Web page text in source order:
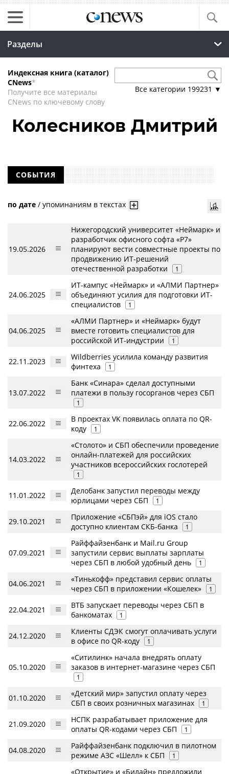
Разделы
Индексная книга (каталог)
CNews*
Получите все материалы
CNews по ключевому слову
Все категории 199231 ▼
Колесников Дмитрий
СОБЫТИЯ
по дате / упоминаниям в текстах
19.05.2026
Нижегородский университет «Неймарк» и
разработчик офисного софта «Р7»
планируют вести совместные проекты по
продвижению ИТ‑решений
отечественной разработки
1
24.06.2025
ИТ-кампус «Неймарк» и «АЛМИ Партнер»
объединяют усилия для подготовки ИТ-
специалистов
1
04.06.2025
«АЛМИ Партнер» и «Неймарк» будут
вместе готовить специалистов для
российской ИТ-индустрии
1
22.11.2023
Wildberries усилила команду развития
финтеха
1
13.07.2022
Банк «Синара» сделал доступными
платежи в пользу госорганов через СБП
1
22.06.2022
В проектах VK появилась оплата по QR-
коду
1
14.03.2022
«Столото» и СБП обеспечили проведение
онлайн-платежей для российских
участников всероссийских гослотерей
1
11.01.2022
Делобанк запустил переводы между
юрлицами через СБП
1
29.10.2021
Приложение «СБПэй» для iOS стало
доступно клиентам СКБ-банка
1
07.09.2021
Райффайзенбанк и Mail.ru Group
запустили сервис выплаты зарплаты
через СБП в любой удобный день
1
04.06.2021
«Тинькофф» представил сервис оплаты
через СБП в приложении «Кошелек»
1
22.04.2021
ВТБ запускает переводы через СБП в
банкоматах
1
24.12.2020
Клиенты СДЭК смогут оплачивать услуги
в офисе по QR-коду
1
05.10.2020
«Ситилинк» начала внедрять оплату
заказов в интернет-магазине через СБП
1
01.10.2020
«Детский мир» запустил оплату через
СБП в своих розничных магазинах
1
21.09.2020
НСПК разрабатывает приложение для
оплаты QR-кодами через СБП
1
04.08.2020
Райффайзенбанк подключил в пилотном
режиме АЗС «Шелл» к СБП
1
«Открытие» и «Билайн» предложили